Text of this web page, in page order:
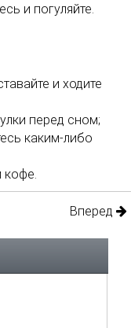
и погуляйте.
и ходите
перед сном;
каким-либо
кофе.
Вперед